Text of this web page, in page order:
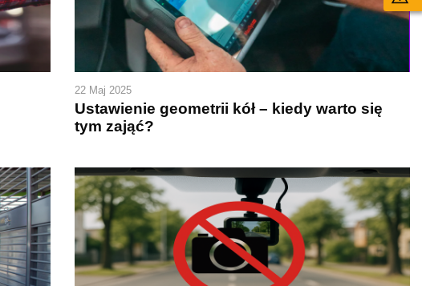
22 Maj 2025
Ustawienie geometrii kół – kiedy warto się
tym zająć?